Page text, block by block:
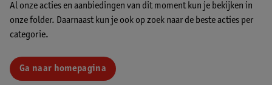
Al onze acties en aanbiedingen van dit moment kun je bekijken in
onze folder. Daarnaast kun je ook op zoek naar de beste acties per
categorie.
Ga naar homepagina